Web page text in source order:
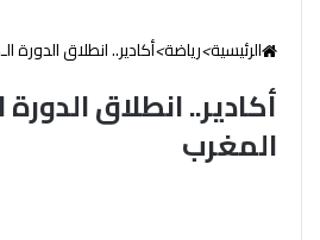
الرئيسية>رياضة>أكادير.. انطلاق الدورة الـ24 لرالي المغرب
المغرب